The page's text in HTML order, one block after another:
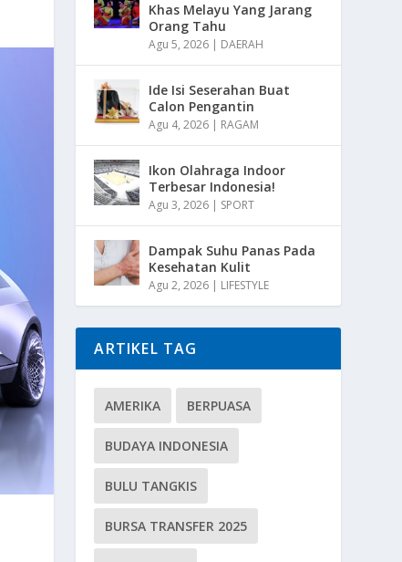
Khas Melayu Yang Jarang
Orang Tahu
Agu 5, 2026 | DAERAH
Ide Isi Seserahan Buat
Calon Pengantin
Agu 4, 2026 | RAGAM
Ikon Olahraga Indoor
Terbesar Indonesia!
Agu 3, 2026 | SPORT
Dampak Suhu Panas Pada
Kesehatan Kulit
Agu 2, 2026 | LIFESTYLE
ARTIKEL TAG
AMERIKA BERPUASA
BUDAYA INDONESIA
BULU TANGKIS
BURSA TRANSFER 2025